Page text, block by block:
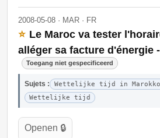
2008-05-08 · MAR · FR
⭐ Le Maroc va tester
alléger sa facture d'énergie
Toegang niet gespecificeerd
Sujets :
Wettelijke tijd in Marokko
Wettelijke tijd
Openen 🔒